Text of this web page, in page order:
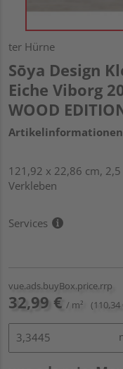
ter Hürne
Sōya Design
Eiche Viborg
WOOD
Artikelinformationen
121,92 x 22,86 cm,
Verkleben
Services
vue.ads.buyBox.price.rrp
32,99 € / m²